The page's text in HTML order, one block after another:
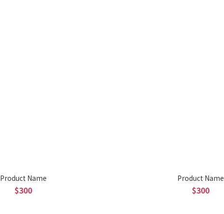
Product Name
$300
Product Name
$300